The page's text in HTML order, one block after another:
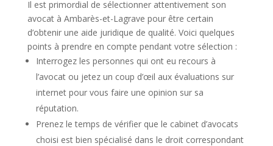
Il est primordial de sélectionner attentivement son
avocat à Ambarès-et-Lagrave pour être certain
d’obtenir une aide juridique de qualité. Voici quelques
points à prendre en compte pendant votre sélection :
Interrogez les personnes qui ont eu recours à
l’avocat ou jetez un coup d’œil aux évaluations sur
internet pour vous faire une opinion sur sa
réputation.
Prenez le temps de vérifier que le cabinet d’avocats
choisi est bien spécialisé dans le droit correspondant